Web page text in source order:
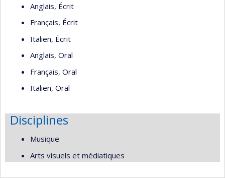
Anglais, Écrit
Français, Écrit
Italien, Écrit
Anglais, Oral
Français, Oral
Italien, Oral
Disciplines
Musique
Arts visuels et médiatiques